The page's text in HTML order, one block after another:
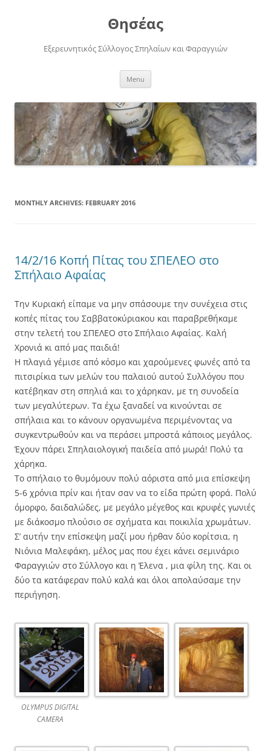
Θησέας
Εξερευνητικός Σύλλογος Σπηλαίων και Φαραγγιών
Menu
MONTHLY ARCHIVES: FEBRUARY 2016
14/2/16 Κοπή Πίτας του ΣΠΕΛΕΟ στο
Σπήλαιο Αφαίας
Την Κυριακή είπαμε να μην σπάσουμε την συνέχεια στις
κοπές πίτας του Σαββατοκύριακου και παραβρεθήκαμε
στην τελετή του ΣΠΕΛΕΟ στο Σπήλαιο Αφαίας. Καλή
Χρονιά κι από μας παιδιά!
Η πλαγιά γέμισε από κόσμο και χαρούμενες φωνές από τα
πιτσιρίκια των μελών του παλαιού αυτού Συλλόγου που
κατέβηκαν στη σπηλιά και το χάρηκαν, με τη συνοδεία
των μεγαλύτερων. Τα έχω ξαναδεί να κινούνται σε
σπήλαια και το κάνουν οργανωμένα περιμένοντας να
συγκεντρωθούν και να περάσει μπροστά κάποιος μεγάλος.
Έχουν πάρει Σπηλαιολογική παιδεία από μωρά! Πολύ τα
χάρηκα.
Το σπήλαιο το θυμόμουν πολύ αόριστα από μια επίσκεψη
5-6 χρόνια πρίν και ήταν σαν να το είδα πρώτη φορά. Πολύ
όμορφο, δαιδαλώδες, με μεγάλο μέγεθος και κρυφές γωνιές
με διάκοσμο πλούσιο σε σχήματα και ποικιλία χρωμάτων.
Σ’ αυτήν την επίσκεψη μαζί μου ήρθαν δύο κορίτσια, η
Νιόνια Μαλεφάκη, μέλος μας που έχει κάνει σεμινάριο
Φαραγγιών στο Σύλλογο και η Έλενα , μια φίλη της. Και οι
δύο τα κατάφεραν πολύ καλά και όλοι απολαύσαμε την
περιήγηση.
OLYMPUS DIGITAL
CAMERA